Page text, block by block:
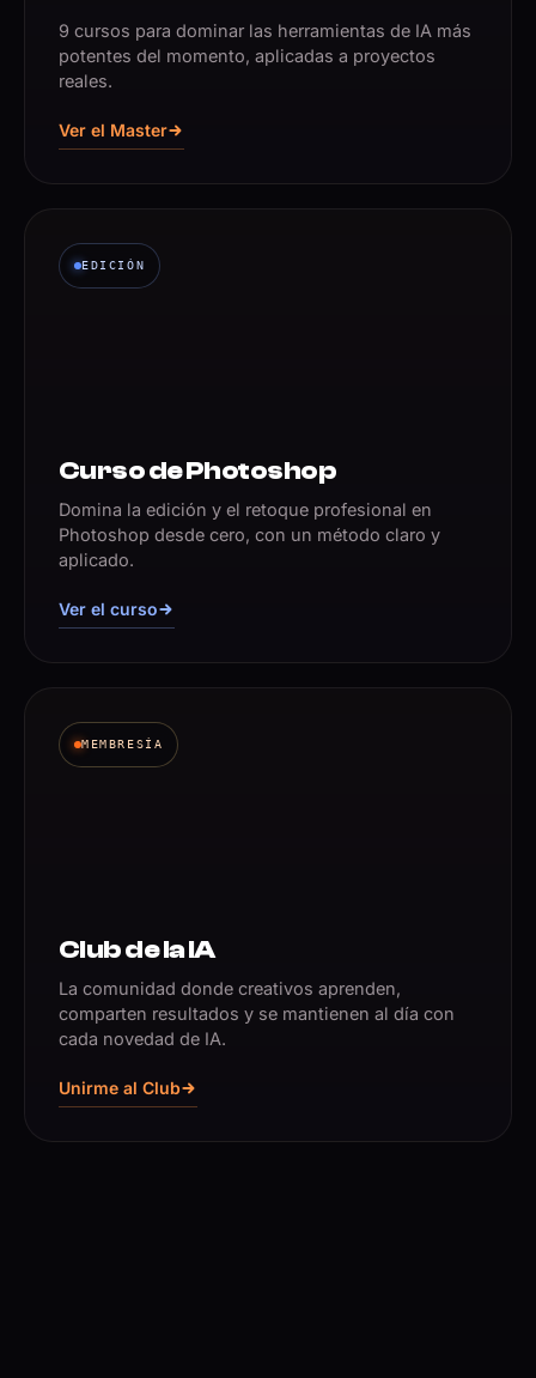
9 cursos para dominar las herramientas de IA más
potentes del momento, aplicadas a proyectos
reales.
Ver el Master
EDICIÓN
Curso de Photoshop
Domina la edición y el retoque profesional en
Photoshop desde cero, con un método claro y
aplicado.
Ver el curso
MEMBRESÍA
Club de la IA
La comunidad donde creativos aprenden,
comparten resultados y se mantienen al día con
cada novedad de IA.
Unirme al Club